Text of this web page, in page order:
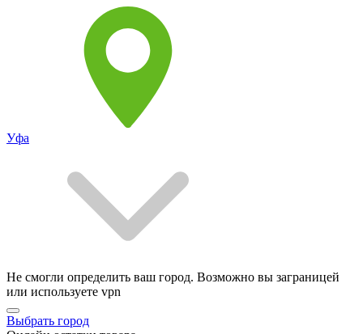
Уфа
Не смогли определить ваш город. Возможно вы заграницей
или используете vpn
Выбрать город